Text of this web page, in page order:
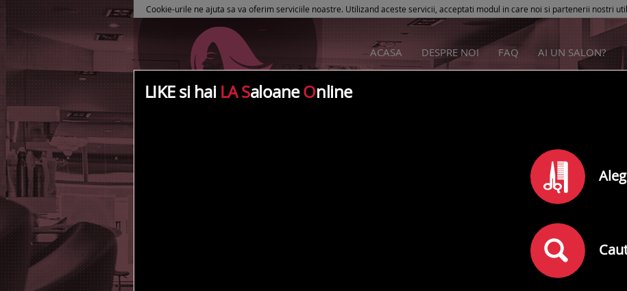
Cookie-urile ne ajuta sa va oferim serviciile noastre. Utilizand aceste servicii, acceptati modul in care noi si partenerii nostri
ACASA DESPRE NOI FAQ AI UN SALON?
Cauta dupa strada
O P Q
LIKE si hai LA SaloaneOnline